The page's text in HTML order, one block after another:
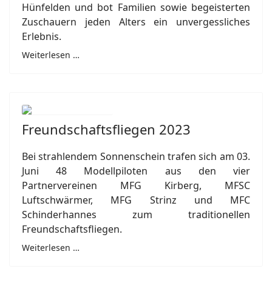
Hünfelden und bot Familien sowie begeisterten
Zuschauern jeden Alters ein unvergessliches
Erlebnis.
Weiterlesen …
Freundschaftsfliegen 2023
Bei strahlendem Sonnenschein trafen sich am 03.
Juni 48 Modellpiloten aus den vier
Partnervereinen MFG Kirberg, MFSC
Luftschwärmer, MFG Strinz und MFC
Schinderhannes zum traditionellen
Freundschaftsfliegen.
Weiterlesen …